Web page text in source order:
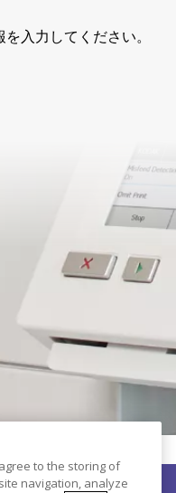
入力してください。
to the storing of
navigation, analyze